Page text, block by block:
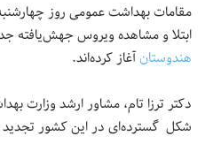
مقامات بهداشت عمومی روز چهارشنبه
ابتلا و مشاهده ویروس جهش‌یافته
هندوستانآغاز کرده‌اند.
دکتر ترزا تام، مشاور ارشد وزارت
شکل گسترده‌ای در این کشور تجدید